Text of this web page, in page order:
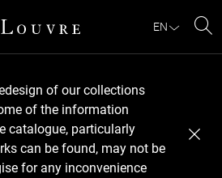
EN
of our collections
of the information
catalogue, particularly
can be found, may not be
for any inconvenience